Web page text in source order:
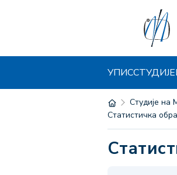
УПИССТУДИЈЕ
Студије
Статистичка